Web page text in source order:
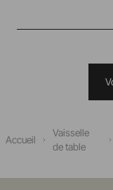
Accueil
Vaisselle
de table